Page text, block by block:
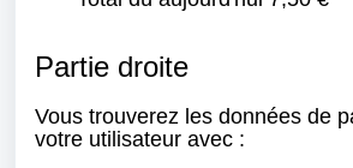
Partie droite
Vous trouverez les données de
votre utilisateur avec :